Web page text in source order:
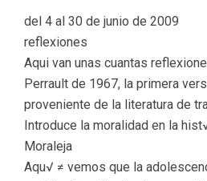
del 4 al 30 de junio de 2009
reflexiones
Aqui van unas cuantas
Perrault de 1967, la primera
proveniente de la literatura de
Introduce la moralidad en la
Moraleja
Aqu√ ≠ vemos que la